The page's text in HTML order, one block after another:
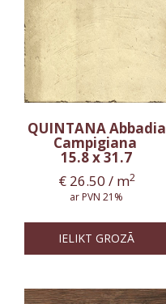
QUINTANA Abbadia
Campigiana
15.8 x 31.7
€26.50 / m2
ar PVN 21%
IELIKT GROZĀ